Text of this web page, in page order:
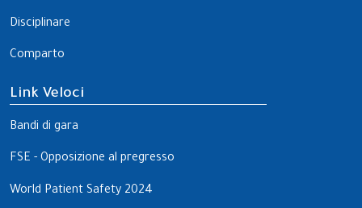
Disciplinare
Comparto
Link Veloci
Bandi di gara
FSE - Opposizione al pregresso
World Patient Safety 2024